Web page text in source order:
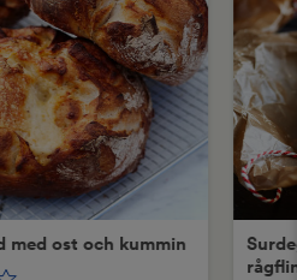
med ost och kummin